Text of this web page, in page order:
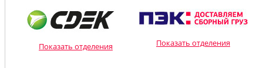
Показать отделения Показать отделения